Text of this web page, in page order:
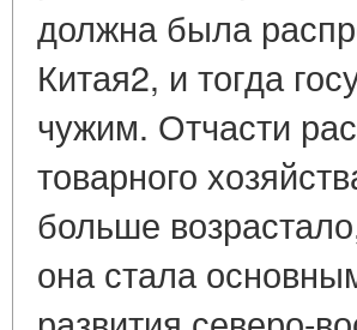
должна была
Китая2, и тогда
чужим. Отчасти
товарного
больше
она стала